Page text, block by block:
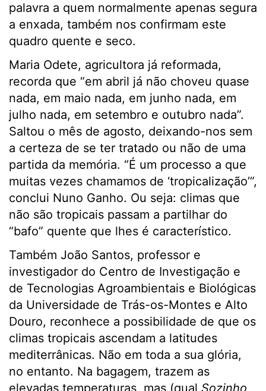
palavra a quem normalmente apenas segura
a enxada, também nos confirmam este
quadro quente e seco.
Maria Odete, agricultora já reformada,
recorda que “em abril já não choveu quase
nada, em maio nada, em junho nada, em
julho nada, em setembro e outubro nada”.
Saltou o mês de agosto, deixando-nos sem
a certeza de se ter tratado ou não de uma
partida da memória. “É um processo a que
muitas vezes chamamos de ‘tropicalização’”,
conclui Nuno Ganho. Ou seja: climas que
não são tropicais passam a partilhar do
“bafo” quente que lhes é característico.
Também João Santos, professor e
investigador do Centro de Investigação e
de Tecnologias Agroambientais e Biológicas
da Universidade de Trás-os-Montes e Alto
Douro, reconhece a possibilidade de que os
climas tropicais ascendam a latitudes
mediterrânicas. Não em toda a sua glória,
no entanto. Na bagagem, trazem as
elevadas temperaturas, mas (qual Sozinho